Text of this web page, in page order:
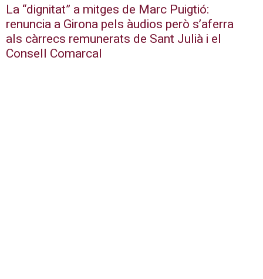
La “dignitat” a mitges de Marc Puigtió:
renuncia a Girona pels àudios però s’aferra
als càrrecs remunerats de Sant Julià i el
Consell Comarcal